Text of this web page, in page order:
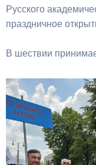
Русского
праздничное
В шествии